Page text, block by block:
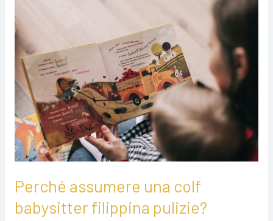
Perché assumere una colf
babysitter filippina pulizie?
Perché
assumere
una
colf
babysitter
filippina
pulizie?